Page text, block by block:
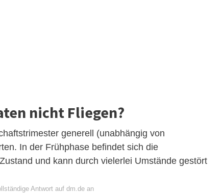
nicht Fliegen?
generell (unabhängig von
In der Frühphase befindet sich die
und kann durch vielerlei Umstände gestört
Antwort auf dm.de an